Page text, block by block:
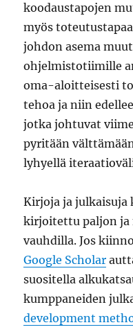
koodaustapojen
myös
johdon asema
ohjelmistotiimille
oma-aloitteisesti
tehoa ja niin
jotka johtuvat
pyritään
lyhyellä
Kirjoja ja
kirjoitettu paljon
vauhdilla. Jos
Google Scholar
suositella
kumppaneiden
development